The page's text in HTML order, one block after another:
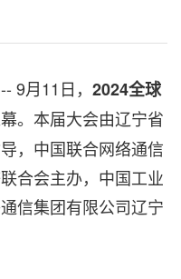
9月11日， 2024全球
。本届大会由辽宁省
，中国联合网络通信
合会主办，中国工业
信集团有限公司辽宁